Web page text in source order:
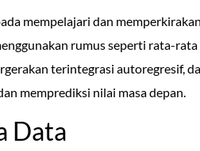
mempelajari dan
rumus seperti rata-
terintegrasi autoregresif,
memprediksi nilai masa depan.
Data